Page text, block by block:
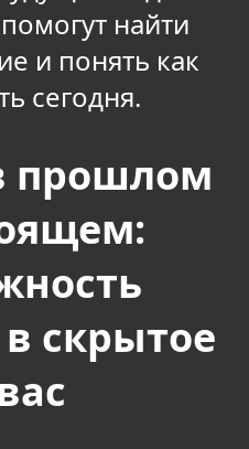
найти
и понять как
сегодня.
прошлом
скрытое